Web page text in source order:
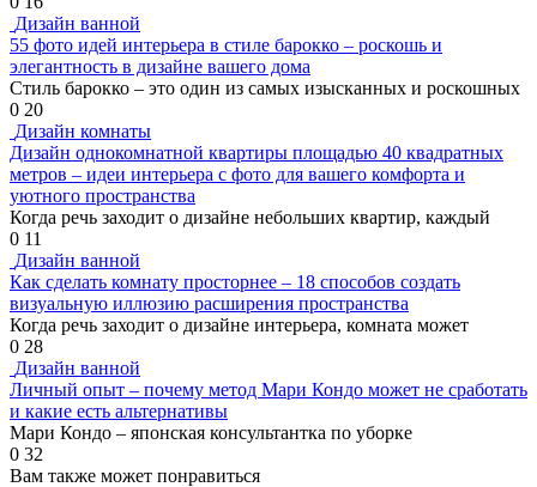
Дизайн ванной
55 фото идей интерьера в стиле барокко – роскошь и
элегантность в дизайне вашего дома
Стиль барокко – это один из самых изысканных и роскошных
0 20
Дизайн комнаты
Дизайн однокомнатной квартиры площадью 40 квадратных
метров – идеи интерьера с фото для вашего комфорта и
уютного пространства
Когда речь заходит о дизайне небольших квартир, каждый
0 11
Дизайн ванной
Как сделать комнату просторнее – 18 способов создать
визуальную иллюзию расширения пространства
Когда речь заходит о дизайне интерьера, комната может
0 28
Дизайн ванной
Личный опыт – почему метод Мари Кондо может не сработать
и какие есть альтернативы
Мари Кондо – японская консультантка по уборке
0 32
Вам также может понравиться